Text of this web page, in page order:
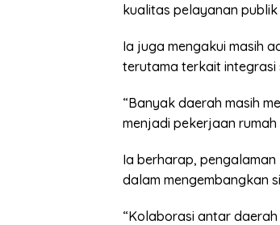
kualitas pelayanan
Ia juga mengakui masih
terutama terkait integrasi
“Banyak daerah masih
menjadi pekerjaan
Ia berharap,
dalam mengembangkan
“Kolaborasi antar